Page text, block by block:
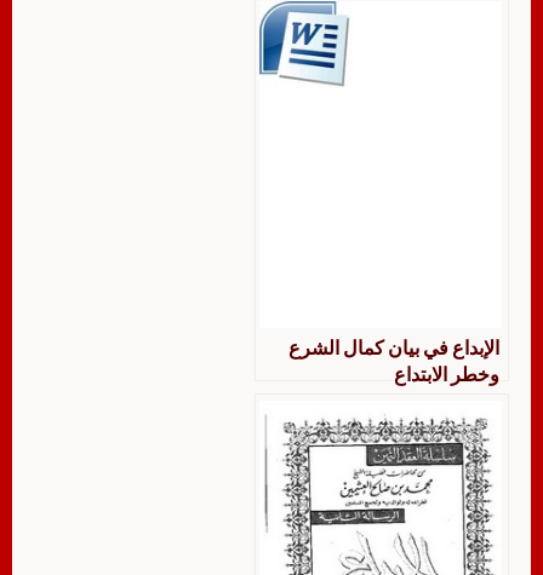
الإبداع في بيان كمال الشرع
وخطر الابتداع